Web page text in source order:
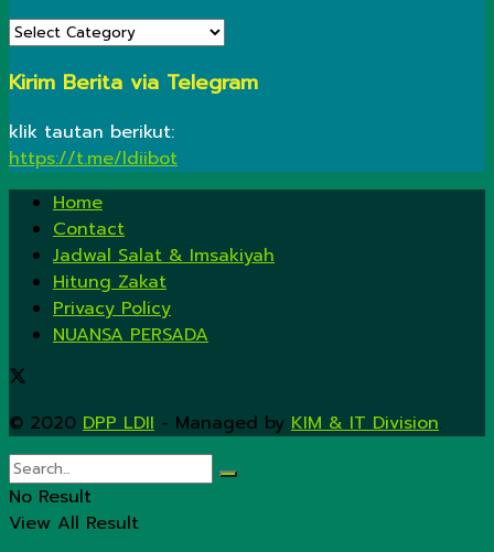
KATEGORI
Kirim Berita via Telegram
klik tautan berikut:
https://t.me/ldiibot
Home
Contact
Jadwal Salat & Imsakiyah
Hitung Zakat
Privacy Policy
NUANSA PERSADA
© 2020 DPP LDII - Managed by KIM & IT Division.
No Result
View All Result